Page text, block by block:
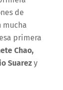
de
mucha
primera
Chao,
Suarezy